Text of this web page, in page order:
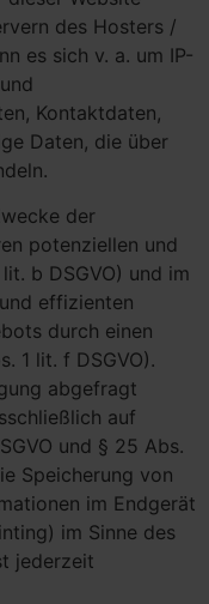
des Hosters /
es sich v. a. um IP-
Kontaktdaten,
Daten, die über
der
potenziellen und
b DSGVO) und im
effizienten
durch einen
1 lit. f DSGVO).
abgefragt
auf
und § 25 Abs.
Speicherung von
im Endgerät
im Sinne des
jederzeit